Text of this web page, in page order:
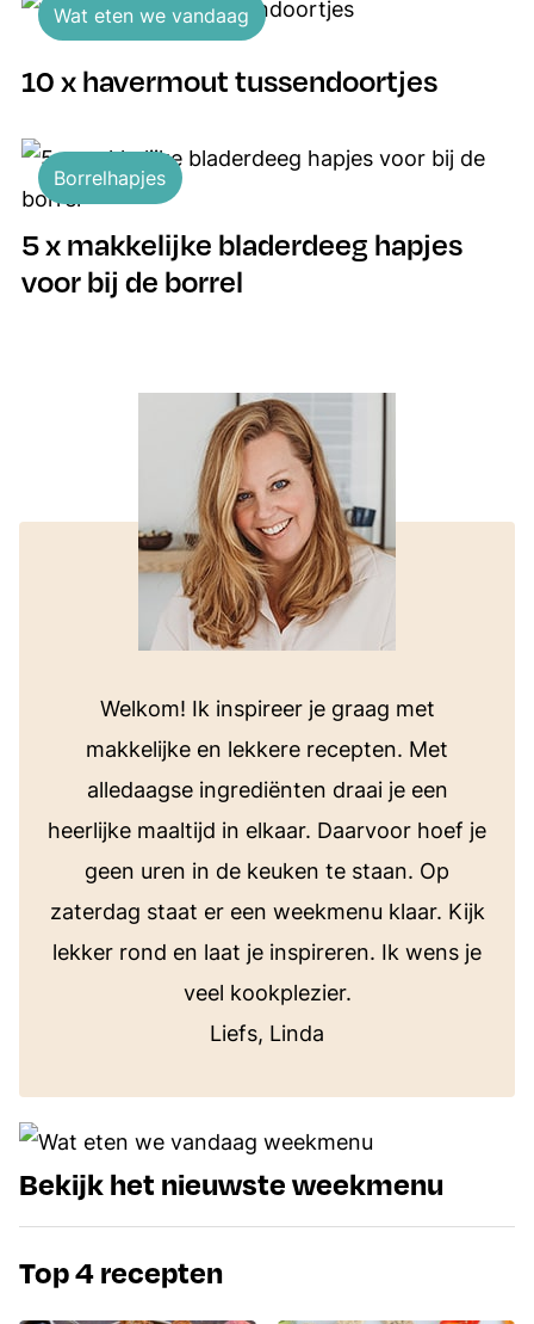
Wat eten we vandaag
10 x havermout tussendoortjes
Borrelhapjes
5 x makkelijke bladerdeeg hapjes
voor bij de borrel
Welkom! Ik inspireer je graag met
makkelijke en lekkere recepten. Met
alledaagse ingrediënten draai je een
heerlijke maaltijd in elkaar. Daarvoor hoef je
geen uren in de keuken te staan. Op
zaterdag staat er een weekmenu klaar. Kijk
lekker rond en laat je inspireren. Ik wens je
veel kookplezier.
Liefs, Linda
Bekijk het nieuwste weekmenu
Top 4 recepten